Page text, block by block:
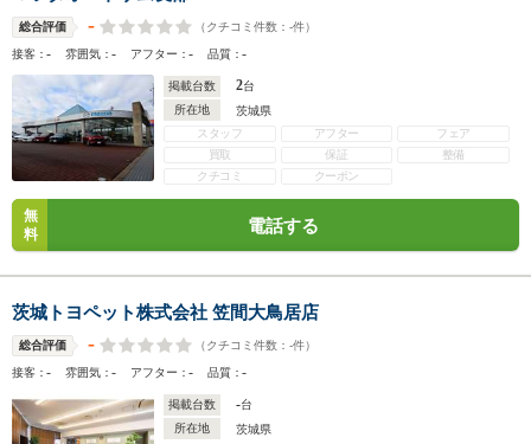
総合評価 - （クチコミ件数： -件）
接客：- 雰囲気：- アフター：- 品質：-
掲載台数 2台
所在地
茨城県
スタッフ
アフター
フェア
買取
保証
整備
クチコミ
クーポン
無
料
電話する
茨城トヨペット株式会社 笠間大鳥居店
総合評価 - （クチコミ件数： -件）
接客：- 雰囲気：- アフター：- 品質：-
掲載台数 -台
所在地
茨城県